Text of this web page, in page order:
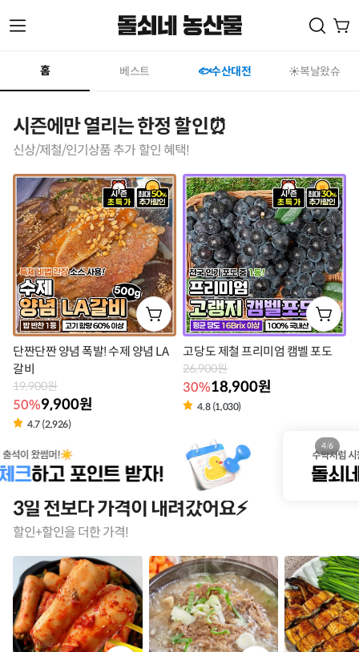
열
기
홈 베스트 🐟수산대전 ☀️복날왔슈
상
품
리
스
트
시즌에만 열리는 한정 할인⏰
신상/제철/인기상품 추가 할인 혜택!
단짠단짠 양념 폭발! 수제 양념 LA
갈비
19,900원
50%9,900원
4.7 (2,926)
고당도 제철 프리미엄 캠벨 포도
26,900원
30%18,900원
4.8 (1,030)
4/6
3일 전보다 가격이 내려갔어요⚡
할인+할인을 더한 가격!